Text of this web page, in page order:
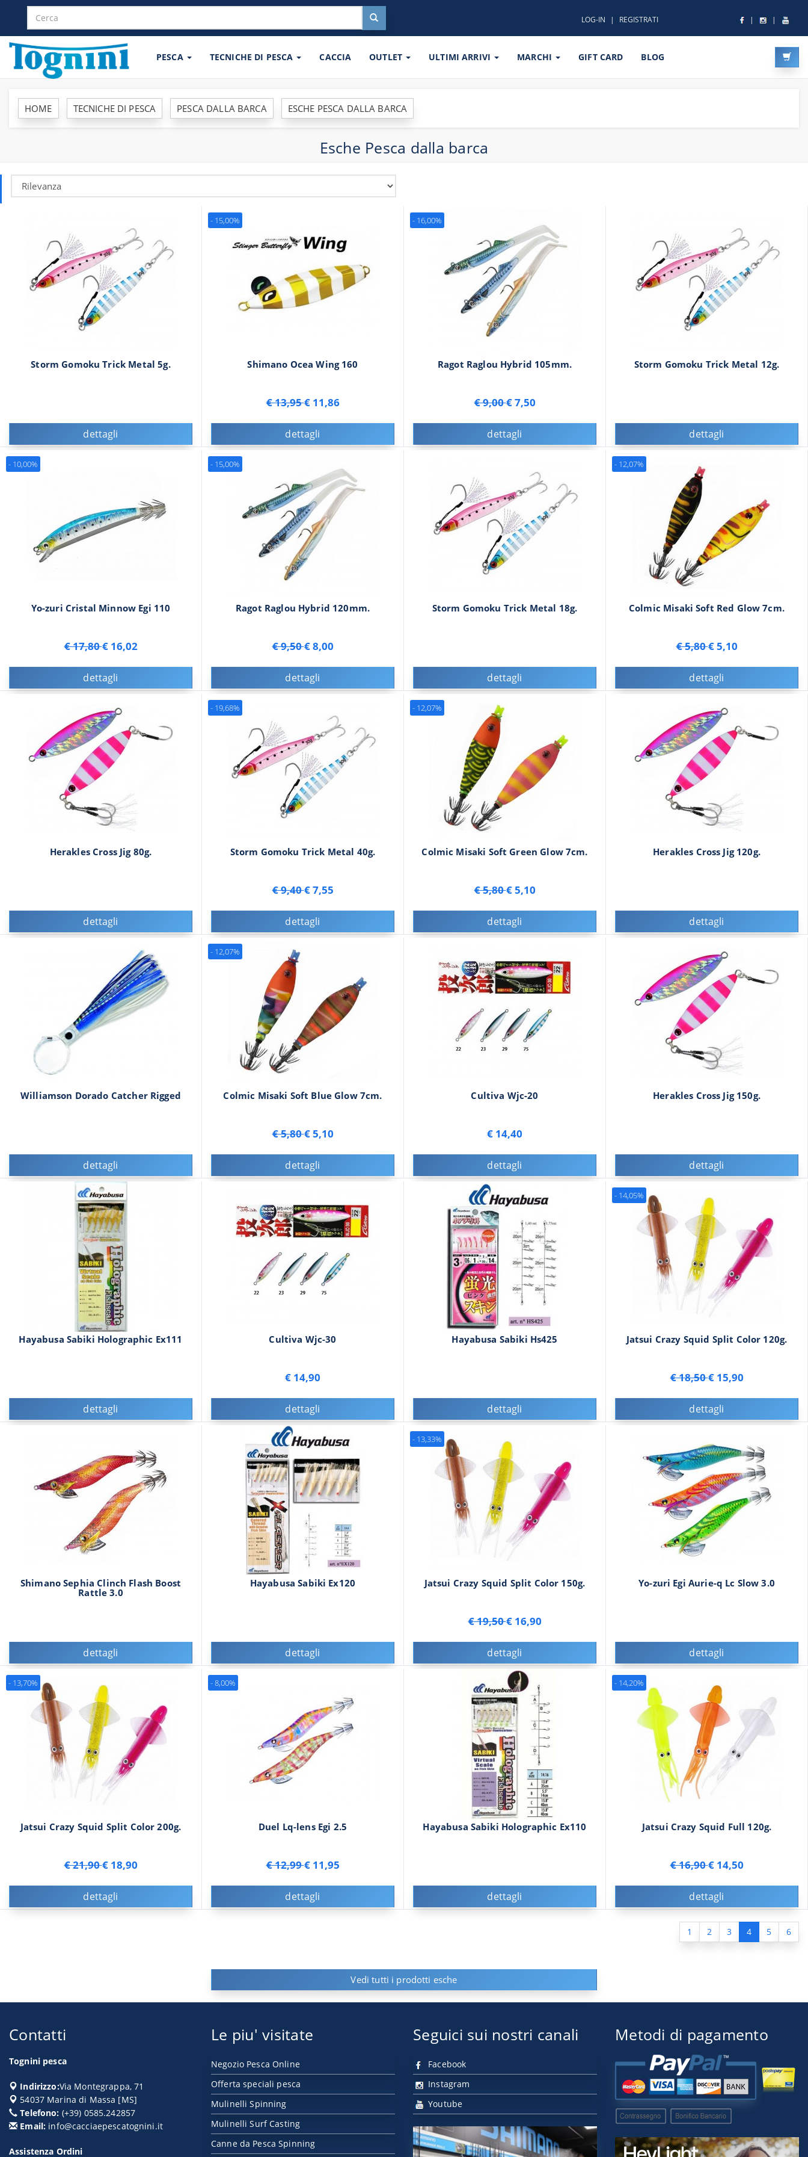
LOG-IN REGISTRATI
PESCA TECNICHE DI PESCA CACCIA OUTLET ULTIMI ARRIVI MARCHI GIFT CARD BLOG
HOME TECNICHE DI PESCA PESCA DALLA BARCA ESCHE PESCA DALLA BARCA
Esche Pesca dalla barca
Storm Gomoku Trick Metal 5g.
dettagli
Shimano Ocea Wing 160
€ 13,95€ 11,86
dettagli
- 15,00%
Ragot Raglou Hybrid 105mm.
€ 9,00€ 7,50
dettagli
- 16,00%
Storm Gomoku Trick Metal 12g.
dettagli
Yo-zuri Cristal Minnow Egi 110
€ 17,80€ 16,02
dettagli
- 10,00%
Ragot Raglou Hybrid 120mm.
€ 9,50€ 8,00
dettagli
- 15,00%
Storm Gomoku Trick Metal 18g.
dettagli
Colmic Misaki Soft Red Glow 7cm.
€ 5,80€ 5,10
dettagli
- 12,07%
Herakles Cross Jig 80g.
dettagli
Storm Gomoku Trick Metal 40g.
€ 9,40€ 7,55
dettagli
- 19,68%
Colmic Misaki Soft Green Glow 7cm.
€ 5,80€ 5,10
dettagli
- 12,07%
Herakles Cross Jig 120g.
dettagli
Williamson Dorado Catcher Rigged
dettagli
Colmic Misaki Soft Blue Glow 7cm.
€ 5,80€ 5,10
dettagli
- 12,07%
Cultiva Wjc-20
€ 14,40
dettagli
Herakles Cross Jig 150g.
dettagli
Hayabusa Sabiki Holographic Ex111
dettagli
Cultiva Wjc-30
€ 14,90
dettagli
Hayabusa Sabiki Hs425
dettagli
Jatsui Crazy Squid Split Color 120g.
€ 18,50€ 15,90
dettagli
- 14,05%
Shimano Sephia Clinch Flash Boost
Rattle 3.0
dettagli
Hayabusa Sabiki Ex120
dettagli
Jatsui Crazy Squid Split Color 150g.
€ 19,50€ 16,90
dettagli
- 13,33%
Yo-zuri Egi Aurie-q Lc Slow 3.0
dettagli
Jatsui Crazy Squid Split Color 200g.
€ 21,90€ 18,90
dettagli
- 13,70%
Duel Lq-lens Egi 2.5
€ 12,99€ 11,95
dettagli
- 8,00%
Hayabusa Sabiki Holographic Ex110
dettagli
Jatsui Crazy Squid Full 120g.
€ 16,90€ 14,50
dettagli
- 14,20%
1 2 3 4 5 6
Vedi tutti i prodotti esche
Contatti
Tognini pesca
Indirizzo:Via Montegrappa, 71
54037 Marina di Massa [MS]
Telefono: (+39) 0585.242857
Email: info@cacciaepescatognini.it
Assistenza Ordini
Le piu' visitate
Negozio Pesca Online
Offerta speciali pesca
Mulinelli Spinning
Mulinelli Surf Casting
Canne da Pesca Spinning
Seguici sui nostri canali
Facebook
Instagram
Youtube
Metodi di pagamento